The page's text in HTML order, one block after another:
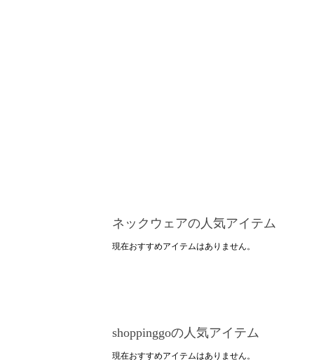
ネックウェアの人気アイテム
現在おすすめアイテムはありません。
shoppinggoの人気アイテム
現在おすすめアイテムはありません。